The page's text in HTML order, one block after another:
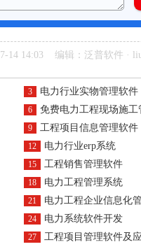
14 14:03 编辑：泛普软件 ·
3 电力行业实物管理软件
6 免费电力工程现场施工
9 工程项目信息管理软件
12 电力行业erp系统
15 工程销售管理软件
18 电力工程管理系统
21 电力工程企业信息化
24 电力系统软件开发
27 工程项目管理软件及